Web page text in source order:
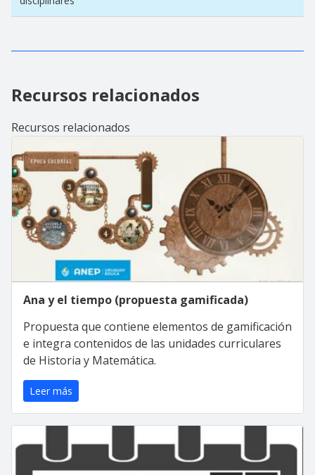
Recursos relacionados
Recursos relacionados
Ana y el tiempo (propuesta gamificada)
Propuesta que contiene elementos de gamificación
e integra contenidos de las unidades curriculares
de Historia y Matemática.
Leer más